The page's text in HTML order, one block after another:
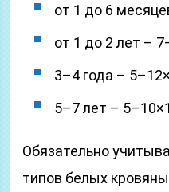
от 1 до 6
от 1 до 2 лет –
3–4 года –
5–7 лет –
Обязательно
типов белых